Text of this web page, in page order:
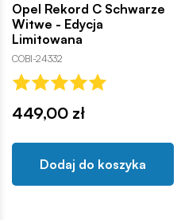
Opel Rekord C Schwarze
Witwe - Edycja
Limitowana
COBI-24332
449,00 zł
Dodaj do koszyka